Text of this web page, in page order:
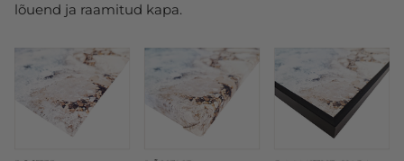
lõuend ja raamitud kapa.